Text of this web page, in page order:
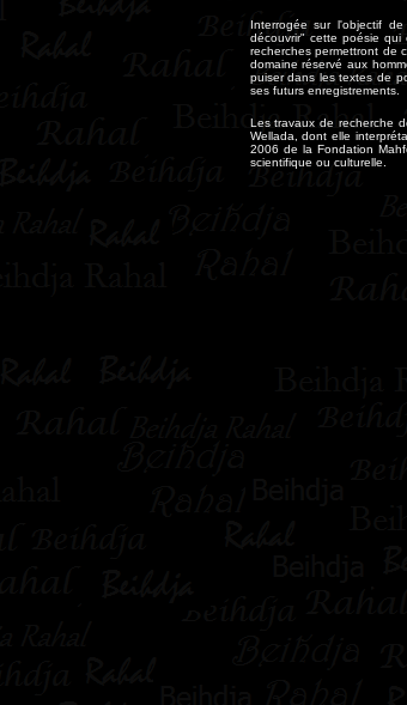
Interrogée sur l'objectif
découvrir" cette poésie
recherches permettront de
domaine réservé aux
puiser dans les textes de
ses futurs enregistrements.
Les travaux de recherche
Wellada, dont elle
2006 de la Fondation
scientifique ou culturelle